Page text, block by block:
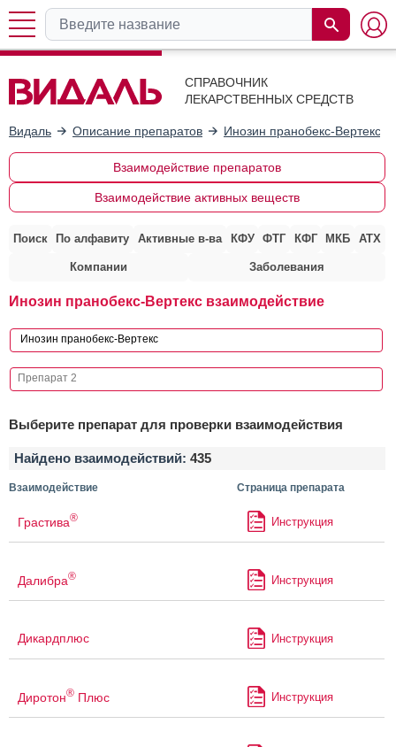
СПРАВОЧНИК
ЛЕКАРСТВЕННЫХ СРЕДСТВ
Видаль Описание препаратов Инозин пранобекс-Вертекс
Взаимодействие препаратов
Взаимодействие активных веществ
Поиск По алфавиту Активные в-ва КФУ ФТГ КФГ МКБ АТХ
Компании Заболевания
Инозин пранобекс-Вертекс взаимодействие
Выберите препарат для проверки взаимодействия
Найдено взаимодействий: 435
Взаимодействие Страница препарата
Грастива® Инструкция
Далибра® Инструкция
Дикардплюс Инструкция
Диротон® Плюс Инструкция